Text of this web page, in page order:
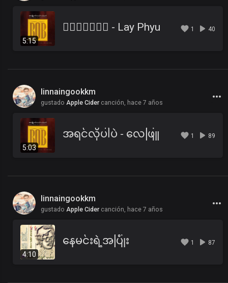
5:15
၀ိေရာဓိ - Lay Phyu 1 40
linnaingookkm
gustado Apple Cidercanción, hace 7 años
5:03
အရင်လိုပါပဲ - လေဖြူ 1 89
linnaingookkm
gustado Apple Cidercanción, hace 7 años
4:10
နေမင်းရဲ့အပြုံး 1 87